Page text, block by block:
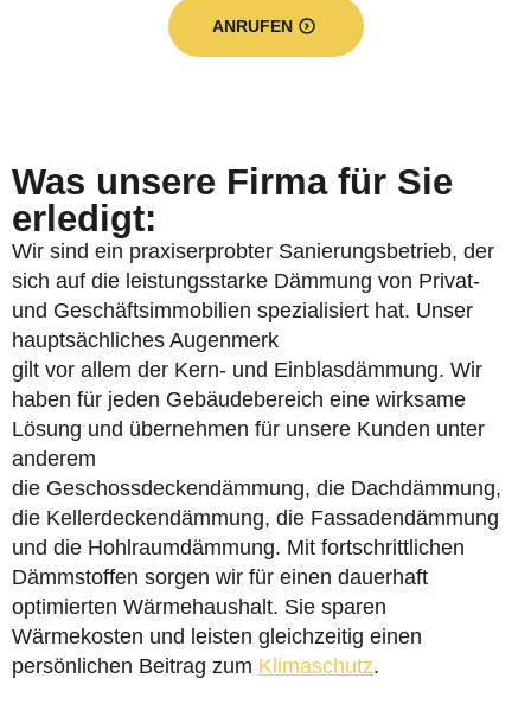
ANRUFEN
Was unsere Firma für Sie
erledigt:
Wir sind ein praxiserprobter Sanierungsbetrieb, der
sich auf die leistungsstarke Dämmung von Privat-
und Geschäftsimmobilien spezialisiert hat. Unser
hauptsächliches Augenmerk
gilt vor allem der Kern- und Einblasdämmung. Wir
haben für jeden Gebäudebereich eine wirksame
Lösung und übernehmen für unsere Kunden unter
anderem
die Geschossdeckendämmung, die Dachdämmung,
die Kellerdeckendämmung, die Fassadendämmung
und die Hohlraumdämmung. Mit fortschrittlichen
Dämmstoffen sorgen wir für einen dauerhaft
optimierten Wärmehaushalt. Sie sparen
Wärmekosten und leisten gleichzeitig einen
persönlichen Beitrag zum Klimaschutz.